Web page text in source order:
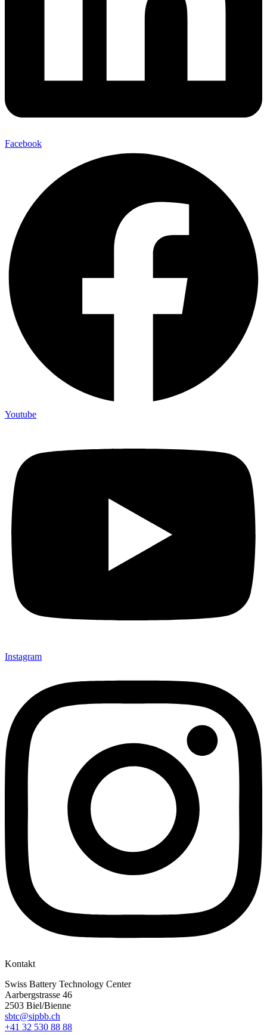
Facebook
Youtube
Instagram
Kontakt
Swiss Battery Technology Center
Aarbergstrasse 46
2503 Biel/Bienne
sbtc@sipbb.ch
+41 32 530 88 88